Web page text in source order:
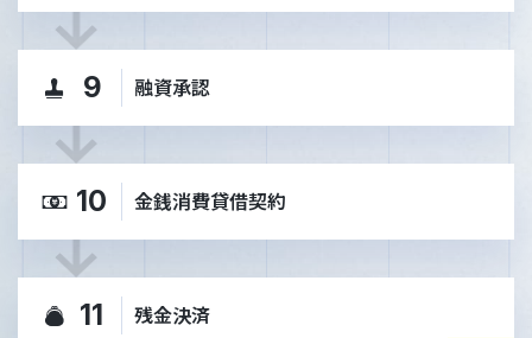
9 融資承認
10 金銭消費貸借契約
11 残金決済